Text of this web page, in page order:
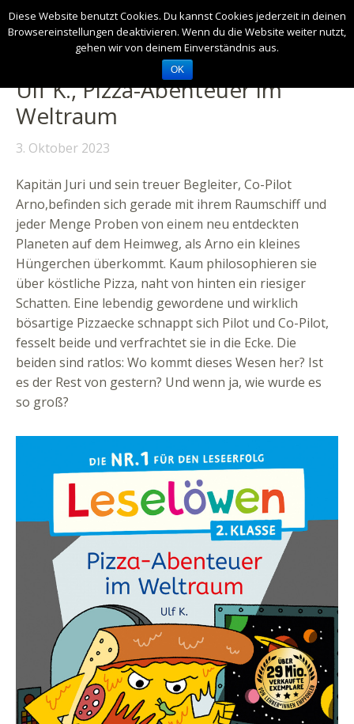
Ulf K., Pizza-Abenteuer im
Weltraum
3. Oktober 2023
Kapitän Juri und sein treuer Begleiter, Co-Pilot
Arno,befinden sich gerade mit ihrem Raumschiff und
jeder Menge Proben von einem neu entdeckten
Planeten auf dem Heimweg, als Arno ein kleines
Hüngerchen überkommt. Kaum philosophieren sie
über köstliche Pizza, naht von hinten ein riesiger
Schatten. Eine lebendig gewordene und wirklich
bösartige Pizzaecke schnappt sich Pilot und Co-Pilot,
fesselt beide und verfrachtet sie in die Ecke. Die
beiden sind ratlos: Wo kommt dieses Wesen her? Ist
es der Rest von gestern? Und wenn ja, wie wurde es
so groß?
Diese Website benutzt Cookies. Du kannst Cookies jederzeit in deinen
Browsereinstellungen deaktivieren. Wenn du die Website weiter nutzt,
gehen wir von deinem Einverständnis aus.
OK